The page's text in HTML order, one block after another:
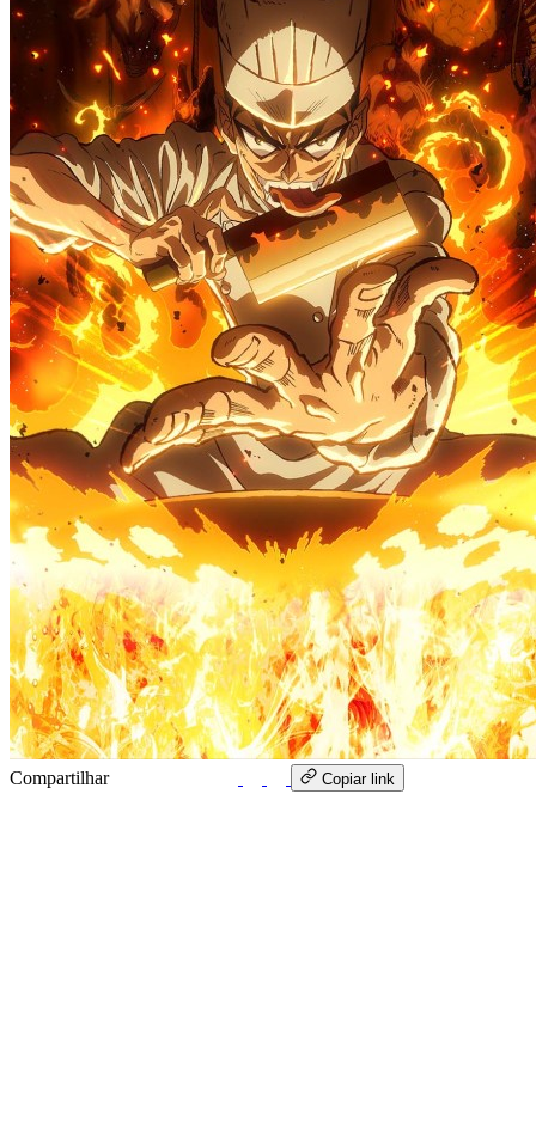
Compartilhar Copiar link